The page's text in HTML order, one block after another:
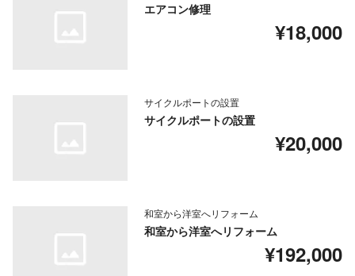
エアコン修理
¥18,000
サイクルポートの設置
サイクルポートの設置
¥20,000
和室から洋室へリフォーム
和室から洋室へリフォーム
¥192,000